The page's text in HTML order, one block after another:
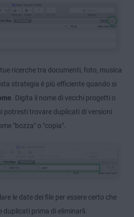
ricerche tra documenti, foto, musica
strategia è più efficiente quando si
. Digita il nome di vecchi progetti o
potresti trovare duplicati di versioni
"bozza" o "copia".
le date dei file per essere certo che
prima di eliminarli.